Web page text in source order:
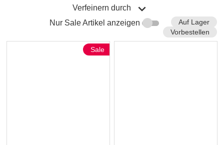
Verfeinern durch
Nur Sale Artikel anzeigen
Auf Lager
Vorbestellen
Sale